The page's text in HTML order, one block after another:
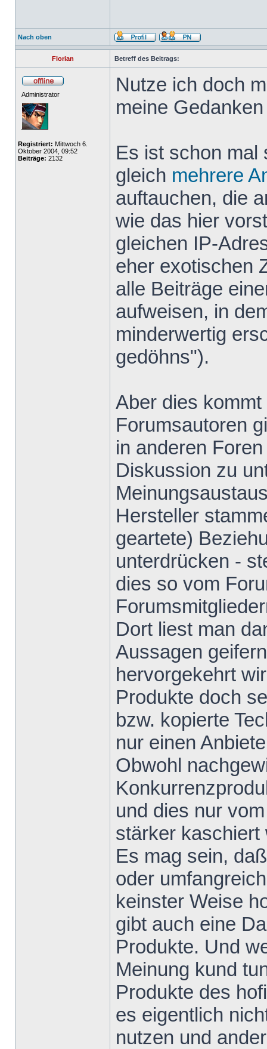
Nach oben
Florian Betreff des Beitrags:
Administrator
Registriert: Mittwoch 6.
Oktober 2004, 09:52
Beiträge: 2132
Nutze ich doch
meine
Es ist schon mal
gleich mehrere
auftauchen, die
wie das hier
gleichen IP-
eher exotischen
alle Beiträge
aufweisen, in
minderwertig
gedöhns").
Aber dies
Forumsautoren
in anderen
Diskussion zu
Hersteller
geartete)
unterdrücken -
dies so vom
Dort liest man
Aussagen
hervorgekehrt
Produkte doch
bzw. kopierte
nur einen
Obwohl
und dies nur
stärker kaschiert
Es mag sein,
oder
keinster Weise
gibt auch eine
Produkte. Und
Meinung kund
Produkte des
es eigentlich
nutzen und